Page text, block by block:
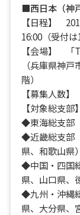
■西日本（神
【日程】
16:00（受付は
【会場】 「
（兵庫県神
階）
【募集人数
【対象総支部】
◆東海総支部
◆近畿総支部
県、和歌山県）
◆中国・四国
県、山口県、
◆九州・沖縄
県、大分県、